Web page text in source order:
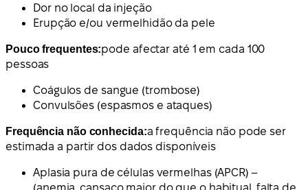
Dor no local da injeção
Erupção e/ou vermelhidão da pele
Pouco frequentes:pode afectar até 1 em cada 100
pessoas
Coágulos de sangue (trombose)
Convulsões (espasmos e ataques)
Frequência não conhecida:a frequência não pode ser
estimada a partir dos dados disponíveis
Aplasia pura de células vermelhas (APCR) –